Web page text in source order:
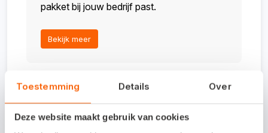
Toestemming Details Over
Deze website maakt gebruik van cookies
pakket bij jouw bedrijf past.
Bekijk meer
inhoud is met de grootste zorg samengesteld.